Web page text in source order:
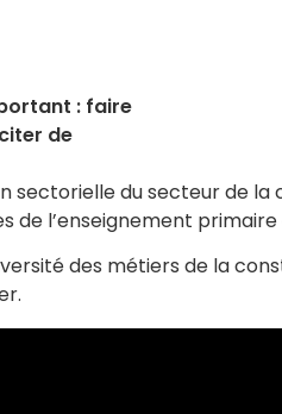
: faire
de
sectorielle du secteur de
de l’enseignement
des métiers de la